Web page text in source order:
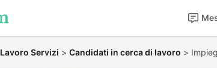
Lavoro Servizi > Candidati in cerca di lavoro >